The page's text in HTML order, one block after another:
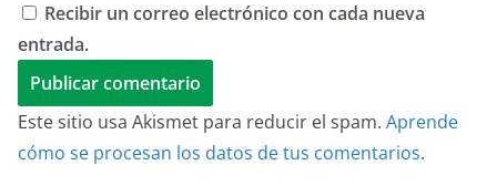
Recibir un correo electrónico con cada nueva
entrada.
Este sitio usa Akismet para reducir el spam. Aprende
cómo se procesan los datos de tus comentarios.